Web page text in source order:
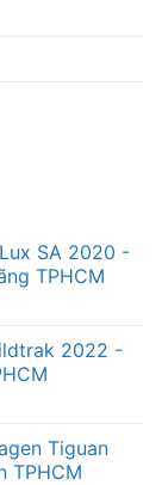
SA 2020 -
TPHCM
2022 -
Tiguan
TPHCM